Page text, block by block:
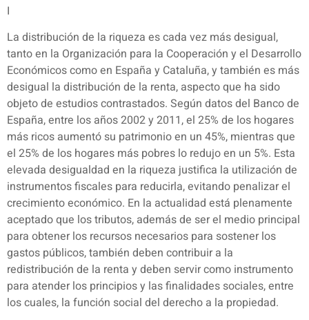
I
La distribución de la riqueza es cada vez más desigual,
tanto en la Organización para la Cooperación y el Desarrollo
Económicos como en España y Cataluña, y también es más
desigual la distribución de la renta, aspecto que ha sido
objeto de estudios contrastados. Según datos del Banco de
España, entre los años 2002 y 2011, el 25% de los hogares
más ricos aumentó su patrimonio en un 45%, mientras que
el 25% de los hogares más pobres lo redujo en un 5%. Esta
elevada desigualdad en la riqueza justifica la utilización de
instrumentos fiscales para reducirla, evitando penalizar el
crecimiento económico. En la actualidad está plenamente
aceptado que los tributos, además de ser el medio principal
para obtener los recursos necesarios para sostener los
gastos públicos, también deben contribuir a la
redistribución de la renta y deben servir como instrumento
para atender los principios y las finalidades sociales, entre
los cuales, la función social del derecho a la propiedad.